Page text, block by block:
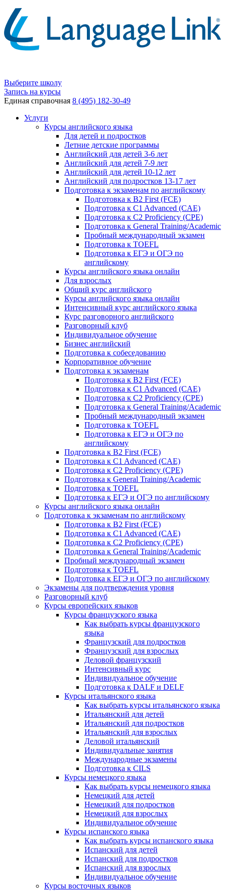
Выберите школу
Запись на курсы
Единая справочная 8 (495) 182-30-49
Услуги
Курсы английского языка
Для детей и подростков
Летние детские программы
Английский для детей 3-6 лет
Английский для детей 7-9 лет
Английский для детей 10-12 лет
Английский для подростков 13-17 лет
Подготовка к экзаменам по английскому
Подготовка к B2 First (FCE)
Подготовка к C1 Advanced (CAE)
Подготовка к C2 Proficiency (CPE)
Подготовка к General Training/Academic
Пробный международный экзамен
Подготовка к TOEFL
Подготовка к ЕГЭ и ОГЭ по
английскому
Курсы английского языка онлайн
Для взрослых
Общий курс английского
Курсы английского языка онлайн
Интенсивный курс английского языка
Курс разговорного английского
Разговорный клуб
Индивидуальное обучение
Бизнес английский
Подготовка к собеседованию
Корпоративное обучение
Подготовка к экзаменам
Подготовка к B2 First (FCE)
Подготовка к C1 Advanced (CAE)
Подготовка к C2 Proficiency (CPE)
Подготовка к General Training/Academic
Пробный международный экзамен
Подготовка к TOEFL
Подготовка к ЕГЭ и ОГЭ по
английскому
Подготовка к B2 First (FCE)
Подготовка к C1 Advanced (CAE)
Подготовка к C2 Proficiency (CPE)
Подготовка к General Training/Academic
Подготовка к TOEFL
Подготовка к ЕГЭ и ОГЭ по английскому
Курсы английского языка онлайн
Подготовка к экзаменам по английскому
Подготовка к B2 First (FCE)
Подготовка к C1 Advanced (CAE)
Подготовка к C2 Proficiency (CPE)
Подготовка к General Training/Academic
Пробный международный экзамен
Подготовка к TOEFL
Подготовка к ЕГЭ и ОГЭ по английскому
Экзамены для подтверждения уровня
Разговорный клуб
Курсы европейских языков
Курсы французского языка
Как выбрать курсы французского
языка
Французский для подростков
Французский для взрослых
Деловой французский
Интенсивный курс
Индивидуальное обучение
Подготовка к DALF и DELF
Курсы итальянского языка
Как выбрать курсы итальянского языка
Итальянский для детей
Итальянский для подростков
Итальянский для взрослых
Деловой итальянский
Индивидуальные занятия
Международные экзамены
Подготовка к CILS
Курсы немецкого языка
Как выбрать курсы немецкого языка
Немецкий для детей
Немецкий для подростков
Немецкий для взрослых
Индивидуальное обучение
Курсы испанского языка
Как выбрать курсы испанского языка
Испанский для детей
Испанский для подростков
Испанский для взрослых
Индивидуальное обучение
Курсы восточных языков